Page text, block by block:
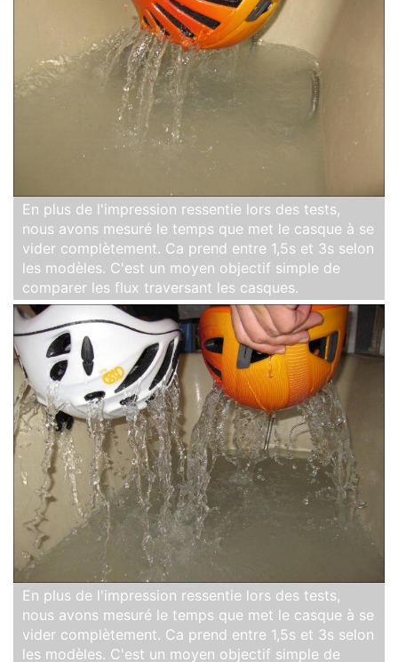
En plus de l'impression ressentie lors des tests,
nous avons mesuré le temps que met le casque à se
vider complètement. Ca prend entre 1,5s et 3s selon
les modèles. C'est un moyen objectif simple de
comparer les flux traversant les casques.
En plus de l'impression ressentie lors des tests,
nous avons mesuré le temps que met le casque à se
vider complètement. Ca prend entre 1,5s et 3s selon
les modèles. C'est un moyen objectif simple de